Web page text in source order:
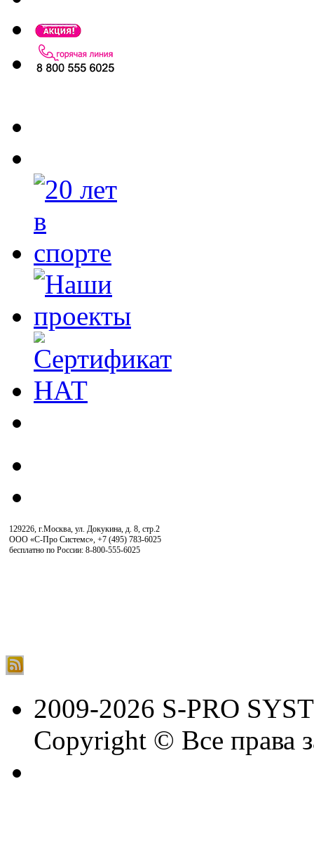
129226, г.Москва, ул. Докукина, д. 8, стр.2
ООО «С-Про Системс», +7 (495) 783-6025
бесплатно по России: 8-800-555-6025
2009-2026 S-PRO
Copyright © Все права